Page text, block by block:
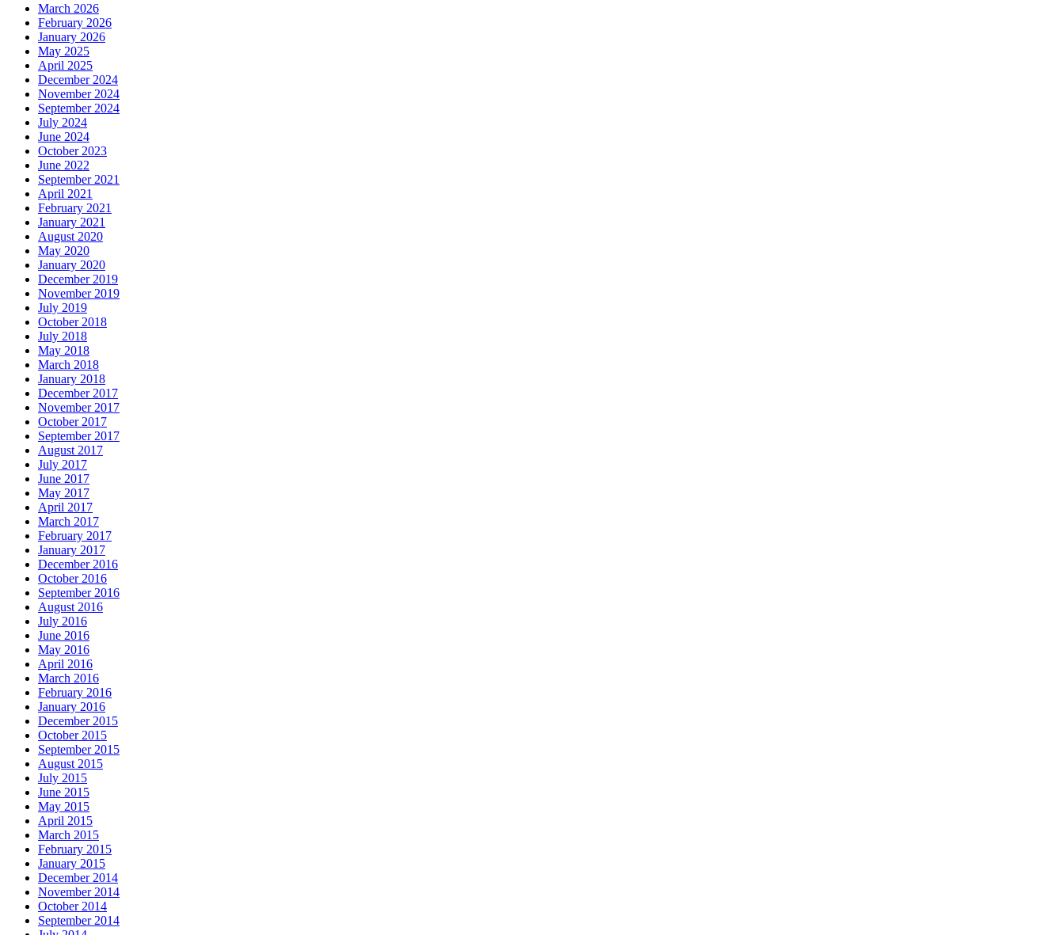
March 2026
February 2026
January 2026
May 2025
April 2025
December 2024
November 2024
September 2024
July 2024
June 2024
October 2023
June 2022
September 2021
April 2021
February 2021
January 2021
August 2020
May 2020
January 2020
December 2019
November 2019
July 2019
October 2018
July 2018
May 2018
March 2018
January 2018
December 2017
November 2017
October 2017
September 2017
August 2017
July 2017
June 2017
May 2017
April 2017
March 2017
February 2017
January 2017
December 2016
October 2016
September 2016
August 2016
July 2016
June 2016
May 2016
April 2016
March 2016
February 2016
January 2016
December 2015
October 2015
September 2015
August 2015
July 2015
June 2015
May 2015
April 2015
March 2015
February 2015
January 2015
December 2014
November 2014
October 2014
September 2014